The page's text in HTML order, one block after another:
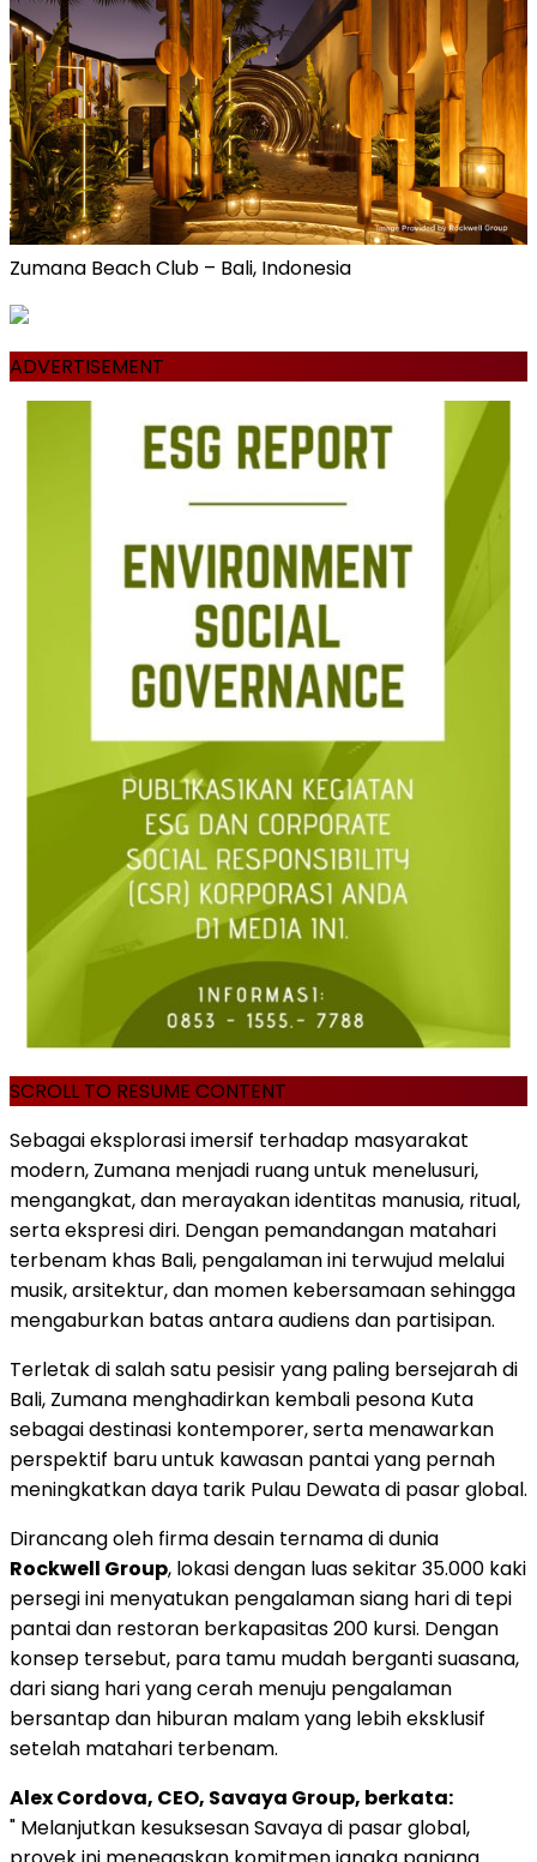
Zumana Beach Club – Bali, Indonesia
ADVERTISEMENT
SCROLL TO RESUME CONTENT
Sebagai eksplorasi imersif terhadap masyarakat
modern, Zumana menjadi ruang untuk menelusuri,
mengangkat, dan merayakan identitas manusia, ritual,
serta ekspresi diri. Dengan pemandangan matahari
terbenam khas Bali, pengalaman ini terwujud melalui
musik, arsitektur, dan momen kebersamaan sehingga
mengaburkan batas antara audiens dan partisipan.
Terletak di salah satu pesisir yang paling bersejarah di
Bali, Zumana menghadirkan kembali pesona Kuta
sebagai destinasi kontemporer, serta menawarkan
perspektif baru untuk kawasan pantai yang pernah
meningkatkan daya tarik Pulau Dewata di pasar global.
Dirancang oleh firma desain ternama di dunia
Rockwell Group, lokasi dengan luas sekitar 35.000 kaki
persegi ini menyatukan pengalaman siang hari di tepi
pantai dan restoran berkapasitas 200 kursi. Dengan
konsep tersebut, para tamu mudah berganti suasana,
dari siang hari yang cerah menuju pengalaman
bersantap dan hiburan malam yang lebih eksklusif
setelah matahari terbenam.
Alex Cordova, CEO, Savaya Group, berkata:
" Melanjutkan kesuksesan Savaya di pasar global,